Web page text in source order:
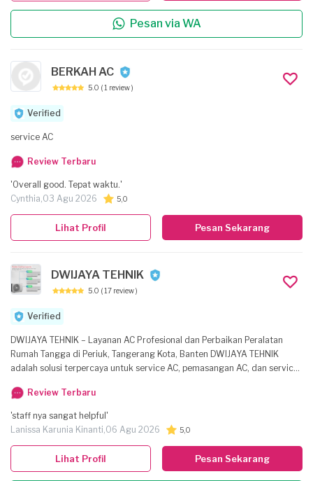
Pesan via WA
BERKAH AC
5.0 ( 1 review )
Verified
service AC
Review Terbaru
'Overall good. Tepat waktu.'
Cynthia,03 Agu 2026 5,0
Pesan Sekarang
Lihat Profil
DWIJAYA TEHNIK
5.0 ( 17 review )
Verified
DWIJAYA TEHNIK – Layanan AC Profesional dan Perbaikan Peralatan
Rumah Tangga di Periuk, Tangerang Kota, Banten DWIJAYA TEHNIK
adalah solusi terpercaya untuk service AC, pemasangan AC, dan service
perawatan, perbaikan, serta instalasi unit AC untuk kebutuhan rumah
maupun kantor. Layanan kami mencakup AC bocor, AC tidak dingin, AC
rusak, bongkar pasang unit, pemasangan baru, serta pekerjaan terkait
lainnya. Selain itu, kami juga melayani servis mesin cuci, kulkas, pompa
air, dan perangkat rumah tangga lainnya. Layanan utama: - Service AC
(perawatan, perbaikan, pengecekan berkala) - Pemasangan AC (instalasi
Review Terbaru
'staff nya sangat helpful'
Lanissa Karunia Kinanti,06 Agu 2026 5,0
Pesan Sekarang
Lihat Profil